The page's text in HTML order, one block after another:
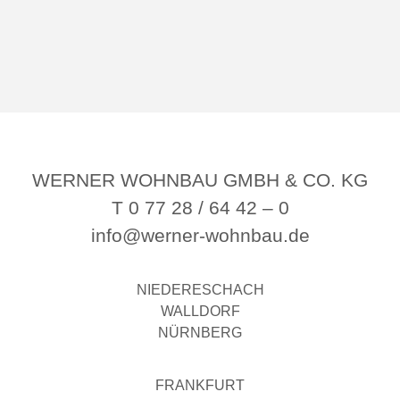
WERNER WOHNBAU GMBH & CO. KG
T 0 77 28 / 64 42 – 0
info@werner-wohnbau.de
NIEDERESCHACH
WALLDORF
NÜRNBERG
FRANKFURT